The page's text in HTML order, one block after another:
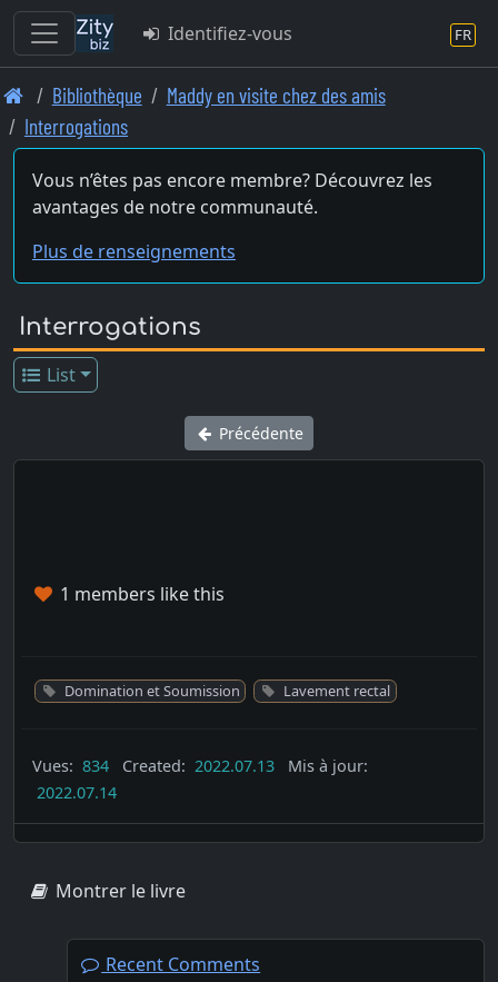
Skip
to
main
content
Identifiez-vous FR
Bibliothèque
Maddy en visite chez des amis
Interrogations
Vous n’êtes pas encore membre? Découvrez les
avantages de notre communauté.
Plus de renseignements
Interrogations
List
Précédente
1 members like this
Domination et Soumission Lavement rectal
Vues: 834 Created: 2022.07.13
Mis à jour:
2022.07.14
Montrer le livre
Recent Comments